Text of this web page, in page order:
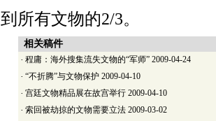
到所有文物的2/3。
相关稿件
· 程庸：海外搜集流失文物的“军师” 2009-04-24
· “不折腾”与文物保护 2009-04-10
· 宫廷文物精品展在故宫举行 2009-04-10
· 索回被劫掠的文物需要立法 2009-03-02